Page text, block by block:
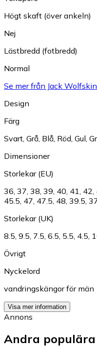
Högt skaft (över ankeln)
Nej
Lästbredd (fotbredd)
Normal
Se mer från Jack Wolfskin
Design
Färg
Svart, Grå, Blå, Röd, Gul,
Dimensioner
Storlekar (EU)
36, 37, 38, 39, 40, 41, 42,
45.5, 47, 47.5, 48, 39.5,
Storlekar (UK)
8.5, 9.5, 7.5, 6.5, 5.5, 4.5,
Övrigt
Nyckelord
vandringskängor för män
Visa mer information
Annons
Andra